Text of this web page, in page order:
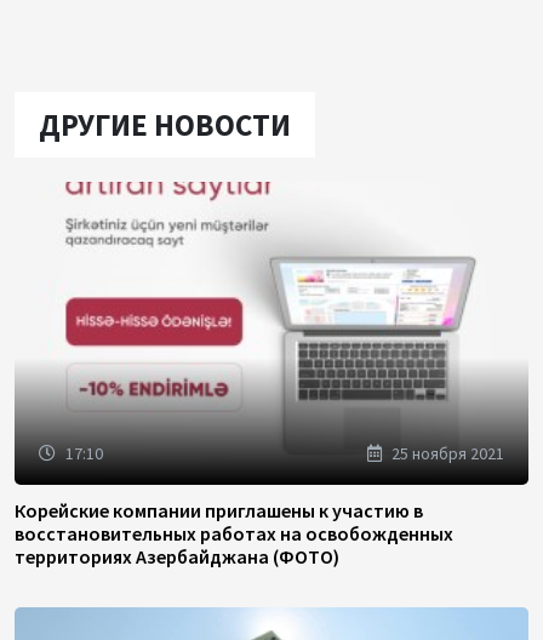
ДРУГИЕ НОВОСТИ
17:10 25 ноября 2021
Корейские компании приглашены к участию в
восстановительных работах на освобожденных
территориях Азербайджана (ФОТО)